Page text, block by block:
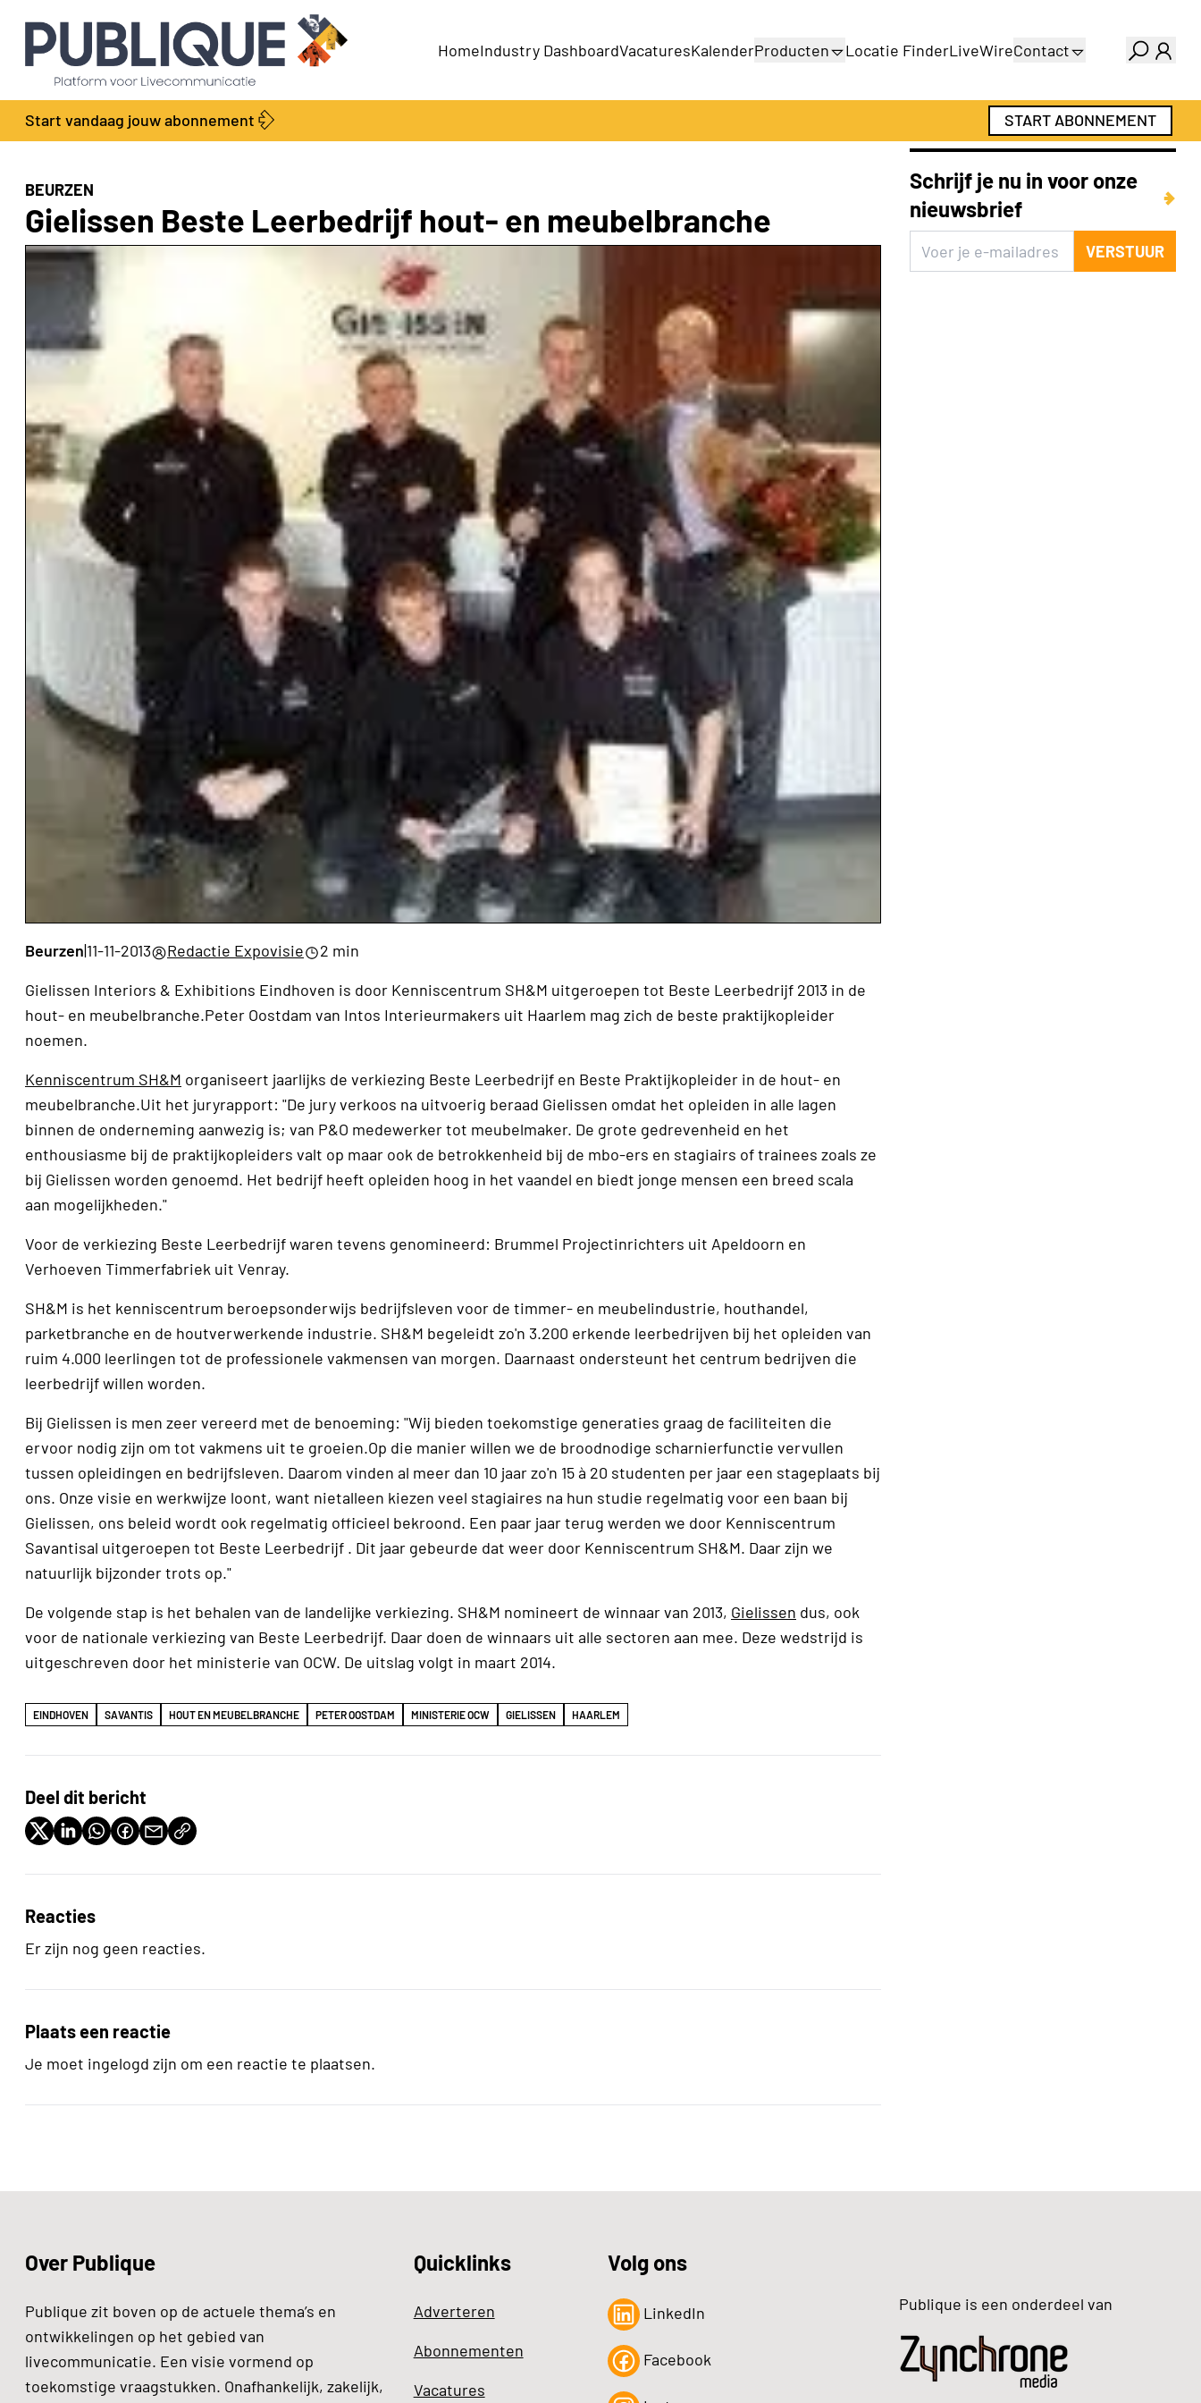
HomeIndustry DashboardVacaturesKalenderProducten
Productengids
Locatie FinderLiveWireContact
Adverteren
Abonnementen
Start vandaag jouw abonnement START ABONNEMENT
BEURZEN
Gielissen Beste Leerbedrijf hout- en meubelbranche
Beurzen|11-11-2013 Redactie Expovisie
2 min
Gielissen Interiors & Exhibitions Eindhoven is door Kenniscentrum SH&M uitgeroepen tot Beste Leerbedrijf 2013 in de
hout- en meubelbranche.Peter Oostdam van Intos Interieurmakers uit Haarlem mag zich de beste praktijkopleider
noemen.
Kenniscentrum SH&M organiseert jaarlijks de verkiezing Beste Leerbedrijf en Beste Praktijkopleider in de hout- en
meubelbranche.Uit het juryrapport: "De jury verkoos na uitvoerig beraad Gielissen omdat het opleiden in alle lagen
binnen de onderneming aanwezig is; van P&O medewerker tot meubelmaker. De grote gedrevenheid en het
enthousiasme bij de praktijkopleiders valt op maar ook de betrokkenheid bij de mbo-ers en stagiairs of trainees zoals ze
bij Gielissen worden genoemd. Het bedrijf heeft opleiden hoog in het vaandel en biedt jonge mensen een breed scala
aan mogelijkheden."
Voor de verkiezing Beste Leerbedrijf waren tevens genomineerd: Brummel Projectinrichters uit Apeldoorn en
Verhoeven Timmerfabriek uit Venray.
SH&M is het kenniscentrum beroepsonderwijs bedrijfsleven voor de timmer- en meubelindustrie, houthandel,
parketbranche en de houtverwerkende industrie. SH&M begeleidt zo'n 3.200 erkende leerbedrijven bij het opleiden van
ruim 4.000 leerlingen tot de professionele vakmensen van morgen. Daarnaast ondersteunt het centrum bedrijven die
leerbedrijf willen worden.
Bij Gielissen is men zeer vereerd met de benoeming: "Wij bieden toekomstige generaties graag de faciliteiten die
ervoor nodig zijn om tot vakmens uit te groeien.Op die manier willen we de broodnodige scharnierfunctie vervullen
tussen opleidingen en bedrijfsleven. Daarom vinden al meer dan 10 jaar zo'n 15 à 20 studenten per jaar een stageplaats bij
ons. Onze visie en werkwijze loont, want nietalleen kiezen veel stagiaires na hun studie regelmatig voor een baan bij
Gielissen, ons beleid wordt ook regelmatig officieel bekroond. Een paar jaar terug werden we door Kenniscentrum
Savantisal uitgeroepen tot Beste Leerbedrijf . Dit jaar gebeurde dat weer door Kenniscentrum SH&M. Daar zijn we
natuurlijk bijzonder trots op."
De volgende stap is het behalen van de landelijke verkiezing. SH&M nomineert de winnaar van 2013, Gielissen dus, ook
voor de nationale verkiezing van Beste Leerbedrijf. Daar doen de winnaars uit alle sectoren aan mee. Deze wedstrijd is
uitgeschreven door het ministerie van OCW. De uitslag volgt in maart 2014.
EINDHOVEN SAVANTIS HOUT EN MEUBELBRANCHE PETER OOSTDAM MINISTERIE OCW GIELISSEN HAARLEM
Deel dit bericht
Reacties
Er zijn nog geen reacties.
Plaats een reactie
Je moet ingelogd zijn om een reactie te plaatsen.
Schrijf je nu in voor onze
nieuwsbrief
VERSTUUR
Over Publique
Publique zit boven op de actuele thema’s en
ontwikkelingen op het gebied van
livecommunicatie. Een visie vormend op
toekomstige vraagstukken. Onafhankelijk, zakelijk,
Quicklinks
Adverteren
Abonnementen
Vacatures
Volg ons
LinkedIn
Facebook
Publique is een onderdeel van